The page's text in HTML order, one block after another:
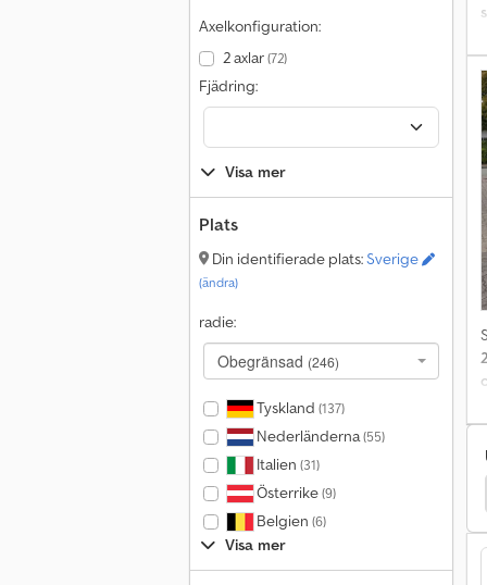
Axelkonfiguration:
2 axlar(72)
Fjädring:
Visa mer
Plats
Din identifierade plats:Sverige
(ändra)
radie:
Obegränsad (246)
Tyskland (137)
Nederländerna(55)
Italien (31)
Österrike(9)
Belgien (6)
Visa mer
Mercedes-Benz Dryckesstruktur